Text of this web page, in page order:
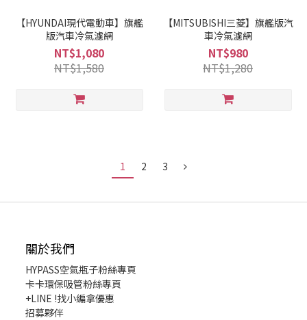
【HYUNDAI現代電動車】旗艦
版汽車冷氣濾網
NT$1,080
NT$1,580
【MITSUBISHI三菱】旗艦版汽
車冷氣濾網
NT$980
NT$1,280
1 2 3
關於我們
HYPASS空氣瓶子粉絲專頁
卡卡環保吸管粉絲專頁
+LINE !找小編拿優惠
招募夥伴